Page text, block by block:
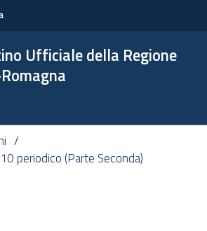
Ufficiale della Regione
periodico (Parte Seconda)